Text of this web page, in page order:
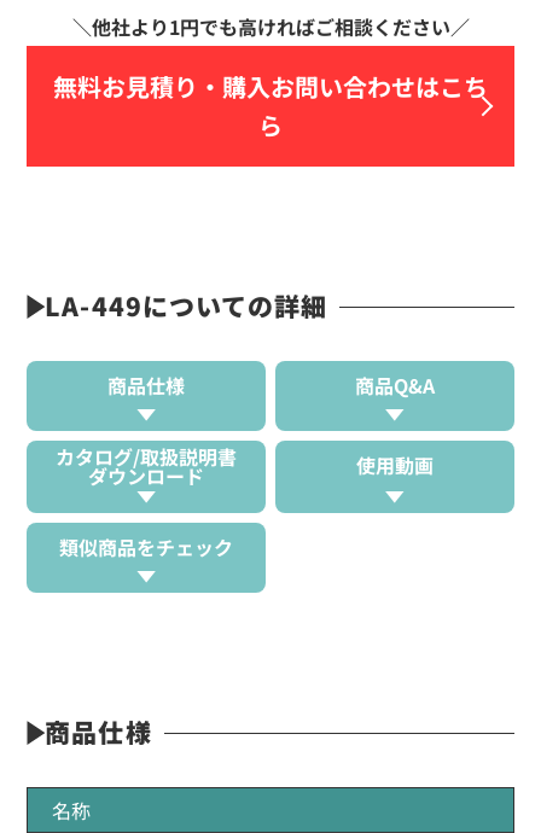
無料お見積り・ 購入お問い合わせはこち
ら
LA-449についての詳細
商品仕様 商品Q&A
カタログ/取扱説明書
ダウンロード 使用動画
類似商品をチェック
商品仕様
名称